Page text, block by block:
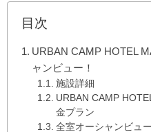
目次
URBAN CAMP HOTEL
ャンビュー！
施設詳細
URBAN CAMP
金プラン
全室オーシャンビュ